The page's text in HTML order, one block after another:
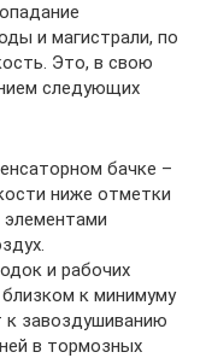
и магистрали, по
Это, в свою
следующих
бачке –
ниже отметки
и рабочих
к минимуму
к завоздушиванию
в тормозных